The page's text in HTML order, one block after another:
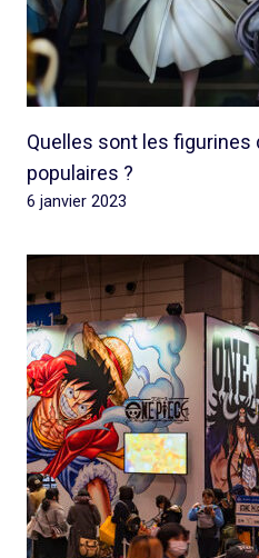
Quelles sont les figurines
populaires ?
6 janvier 2023